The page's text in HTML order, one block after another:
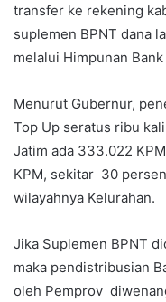
transfer ke rekening
suplemen BPNT dana
melalui Himpunan
Menurut Gubernur,
Top Up seratus ribu
Jatim ada 333.022
KPM, sekitar 30
wilayahnya Kelurahan.
Jika Suplemen BPNT
maka pendistribusian
oleh Pemprov